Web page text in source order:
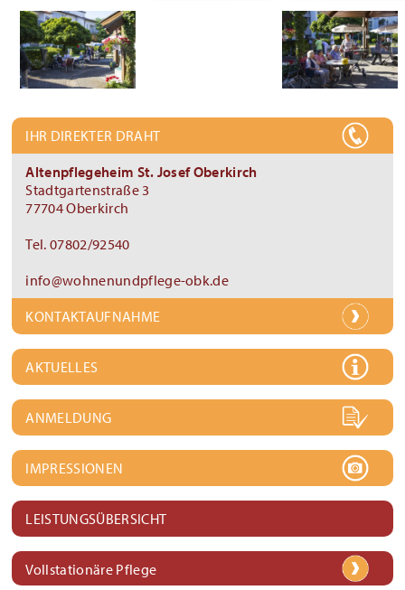
IHR DIREKTER DRAHT
Altenpflegeheim St. Josef Oberkirch
Stadtgartenstraße 3
77704 Oberkirch
Tel. 07802/92540
info@wohnenundpflege-obk.de
KONTAKTAUFNAHME
AKTUELLES
ANMELDUNG
IMPRESSIONEN
LEISTUNGSÜBERSICHT
Vollstationäre Pflege